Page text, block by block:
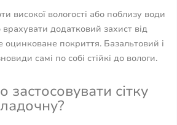
високої вологості або поблизу води
додатковий захист від
оцинковане покриття. Базальтовий і
самі по собі стійкі до вологи.
сітку